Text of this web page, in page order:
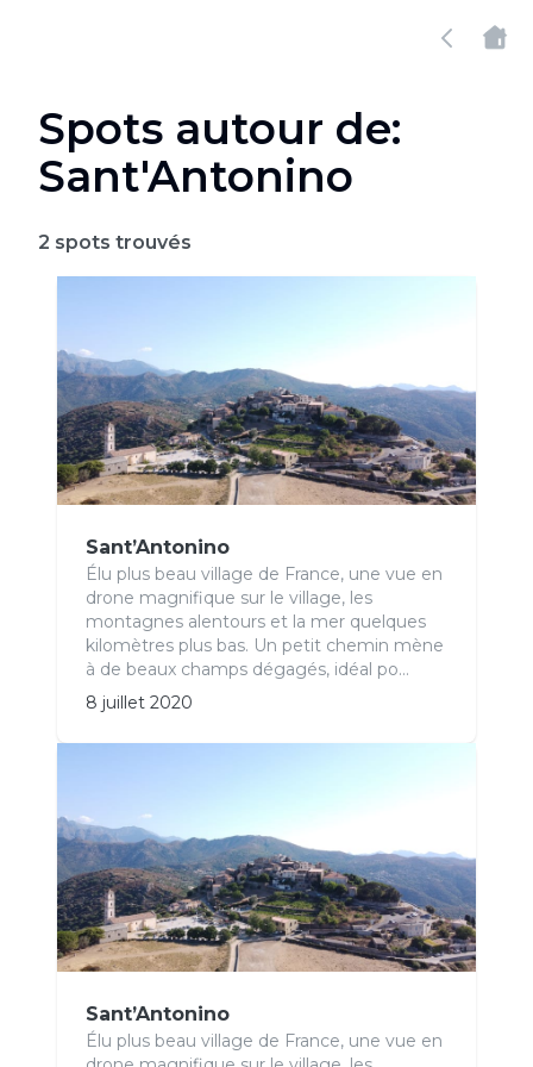
Spots autour de:
Sant'Antonino
2 spots trouvés
Sant’Antonino
Élu plus beau village de France, une vue en
drone magnifique sur le village, les
montagnes alentours et la mer quelques
kilomètres plus bas. Un petit chemin mène
à de beaux champs dégagés, idéal po...
8 juillet 2020
Sant’Antonino
Élu plus beau village de France, une vue en